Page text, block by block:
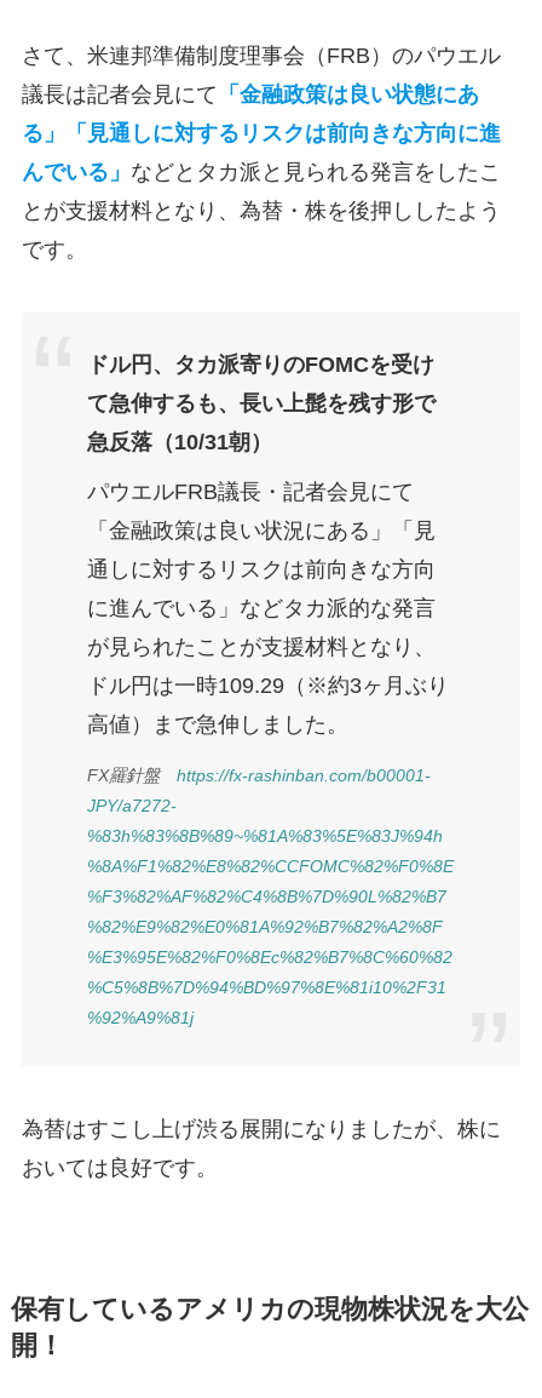
さて、米連邦準備制度理事会（FRB）のパウエル
議長は記者会見にて 「金融政策は良い状態にあ
る」「見通しに対するリスクは前向きな方向に進
んでいる」 などとタカ派と見られる発言をしたこ
とが支援材料となり、為替・株を後押ししたよう
です。
ドル円、タカ派寄りのFOMCを受け
て急伸するも、長い上髭を残す形で
急反落（10/31朝）
パウエルFRB議長・記者会見にて
「金融政策は良い状況にある」「見
通しに対するリスクは前向きな方向
に進んでいる」などタカ派的な発言
が見られたことが支援材料となり、
ドル円は一時109.29（※約3ヶ月ぶり
高値）まで急伸しました。
FX羅針盤 https://fx-rashinban.com/b00001-
JPY/a7272-
%83h%83%8B%89~%81A%83%5E%83J%94h
%8A%F1%82%E8%82%CCFOMC%82%F0%8E
%F3%82%AF%82%C4%8B%7D%90L%82%B7
%82%E9%82%E0%81A%92%B7%82%A2%8F
%E3%95E%82%F0%8Ec%82%B7%8C%60%82
%C5%8B%7D%94%BD%97%8E%81i10%2F31
%92%A9%81j
為替はすこし上げ渋る展開になりましたが、株に
おいては良好です。
保有しているアメリカの現物株状況を大公
開！